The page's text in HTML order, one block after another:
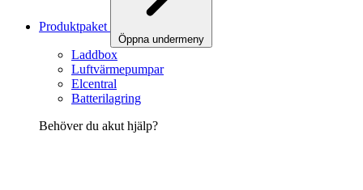
Produktpaket
Öppna undermeny
Laddbox
Luftvärmepumpar
Elcentral
Batterilagring
Behöver du akut hjälp?